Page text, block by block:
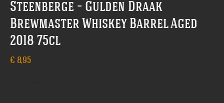
Steenberge – Gulden Draak
Brewmaster Whiskey Barrel Aged
2018 75cl
€ 8,95